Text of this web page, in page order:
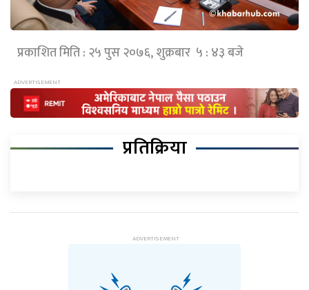
प्रकाशित मिति : २५ पुस २०७६, शुक्रबार ५ : ४३ बजे
प्रतिक्रिया